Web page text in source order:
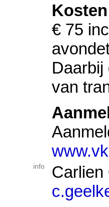
Kosten
€ 75
Daarbij
van
info
Carlien